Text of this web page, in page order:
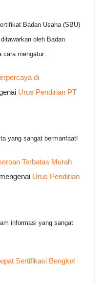
Badan Usaha (SBU)
oleh Badan
cara mengatur…
di
Urus Pendirian PT
yang sangat bermanfaat!
Terbatas Murah
mengenai Urus Pendirian
informasi yang sangat
Sertifikasi Bengkel